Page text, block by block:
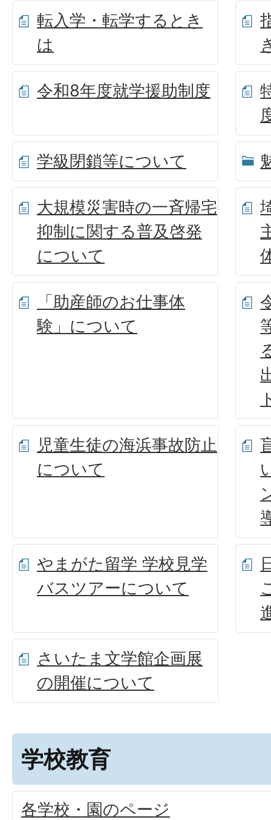
転入学・転学するとき
は
令和8年度就学援助制度
学級閉鎖等について
大規模災害時の一斉帰宅
抑制に関する普及啓発
について
「助産師のお仕事体
験」について
児童生徒の海浜事故防止
について
やまがた留学 学校見学
バスツアーについて
さいたま文学館企画展
の開催について
学校教育
各学校・園のページ